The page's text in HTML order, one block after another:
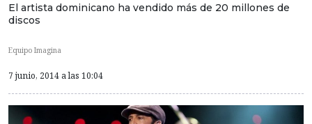
El artista dominicano ha vendido más de 20 millones de
discos
Equipo Imagina
7 junio, 2014 a las 10:04